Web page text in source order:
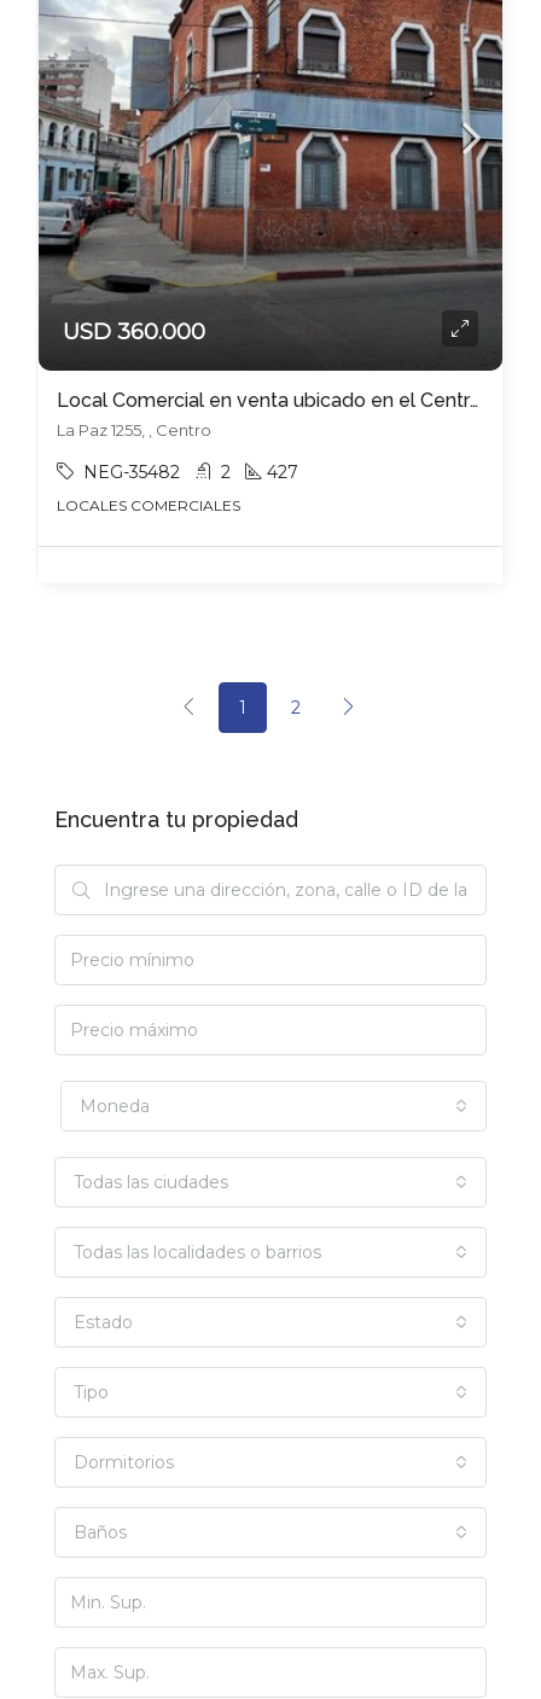
USD 360.000
Local Comercial en venta ubicado en el Centro !!
La Paz 1255, , Centro
NEG-35482 2 427
LOCALES COMERCIALES
1 2
Encuentra tu propiedad
Moneda
Todas las ciudades
Todas las localidades o barrios
Estado
Tipo
Dormitorios
Baños